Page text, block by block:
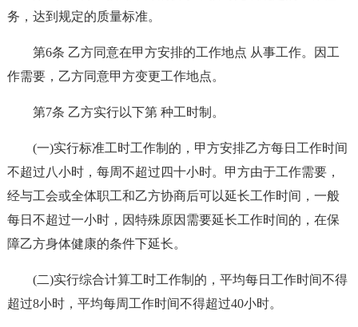
务，达到规定的质量标准。
第6条 乙方同意在甲方安排的工作地点 从事工作。因工
作需要，乙方同意甲方变更工作地点。
第7条 乙方实行以下第 种工时制。
(一)实行标准工时工作制的，甲方安排乙方每日工作时间
不超过八小时，每周不超过四十小时。甲方由于工作需要，
经与工会或全体职工和乙方协商后可以延长工作时间，一般
每日不超过一小时，因特殊原因需要延长工作时间的，在保
障乙方身体健康的条件下延长。
(二)实行综合计算工时工作制的，平均每日工作时间不得
超过8小时，平均每周工作时间不得超过40小时。